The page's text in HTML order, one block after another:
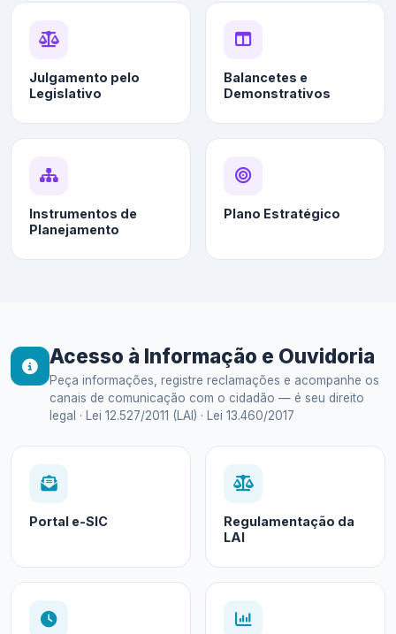
Julgamento pelo
Legislativo
Balancetes e
Demonstrativos
Instrumentos de
Planejamento
Plano Estratégico
Acesso à Informação e Ouvidoria
Peça informações, registre reclamações e acompanhe os
canais de comunicação com o cidadão — é seu direito
legal · Lei 12.527/2011 (LAI) · Lei 13.460/2017
Portal e-SIC
Regulamentação da
LAI